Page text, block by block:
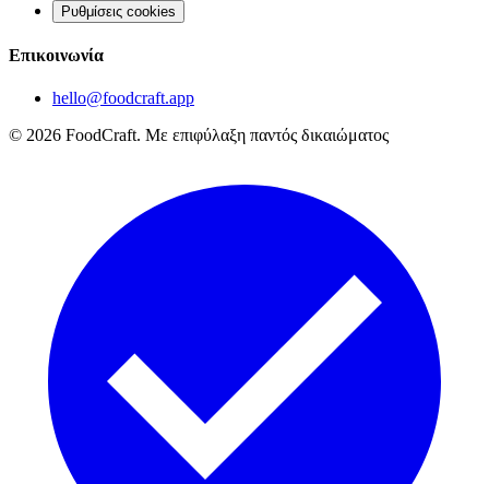
Ρυθμίσεις cookies
Επικοινωνία
hello@foodcraft.app
© 2026 FoodCraft. Με επιφύλαξη παντός δικαιώματος